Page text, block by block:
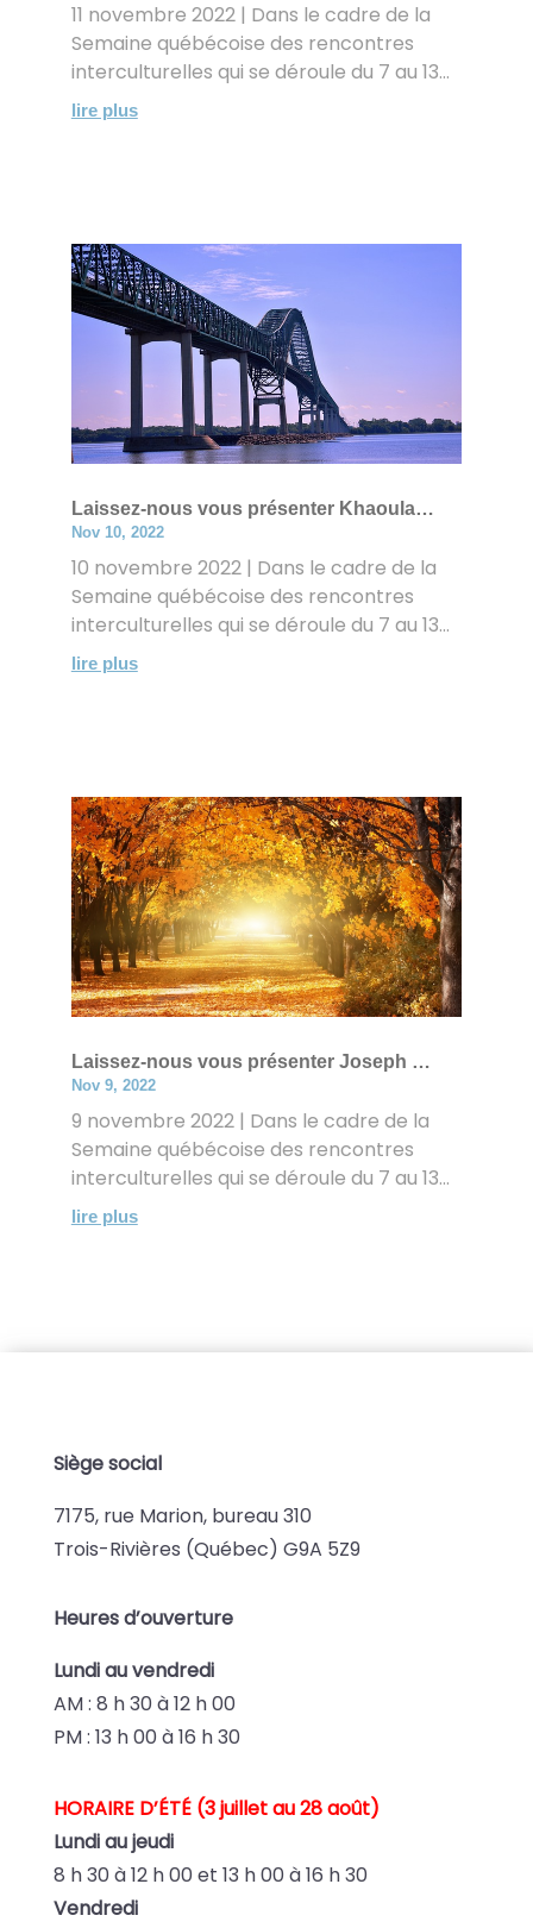
11 novembre 2022 | Dans le cadre de la
Semaine québécoise des rencontres
interculturelles qui se déroule du 7 au 13...
lire plus
Laissez-nous vous présenter Khaoula…
Nov 10, 2022
10 novembre 2022 | Dans le cadre de la
Semaine québécoise des rencontres
interculturelles qui se déroule du 7 au 13...
lire plus
Laissez-nous vous présenter Joseph …
Nov 9, 2022
9 novembre 2022 | Dans le cadre de la
Semaine québécoise des rencontres
interculturelles qui se déroule du 7 au 13...
lire plus
Siège social
7175, rue Marion, bureau 310
Trois-Rivières (Québec) G9A 5Z9
Heures d’ouverture
Lundi au vendredi
AM : 8 h 30 à 12 h 00
PM : 13 h 00 à 16 h 30
HORAIRE D’ÉTÉ (3 juillet au 28 août)
Lundi au jeudi
8 h 30 à 12 h 00 et 13 h 00 à 16 h 30
Vendredi